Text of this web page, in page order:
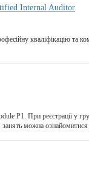
Internal Auditor
кваліфікацію та
Р1. При реєстрації у
можна